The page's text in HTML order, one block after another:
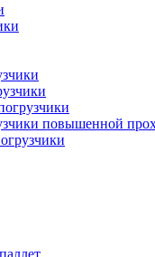
повышенной